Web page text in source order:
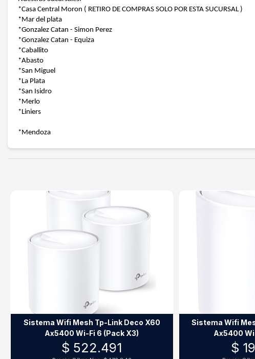
*Casa Central Moron ( RETIRO DE COMPRAS SOLO POR ESTA SUCURSAL )
*Mar del plata
*Gonzalez Catan - Simon Perez
*Gonzalez Catan - Equiza
*Caballito
*Abasto
*San Miguel
*La Plata
*San Isidro
*Merlo
*Liniers
*Mendoza
Sistema Wifi Mesh Tp-Link Deco X60
Ax5400 Wi-Fi 6 (Pack X3)
$ 522.491
Sistema Wifi
Ax5400
$